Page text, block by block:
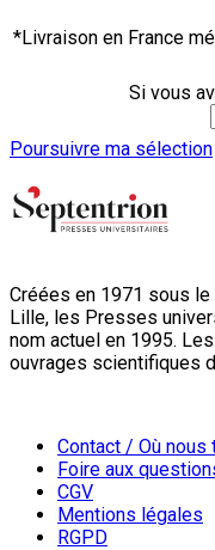
*Livraison en France
Si vous
Poursuivre ma sélection
Créées en 1971 sous
Lille, les Presses
nom actuel en 1995.
ouvrages scientifiques
Contact / Où nous
Foire aux
CGV
Mentions légales
RGPD